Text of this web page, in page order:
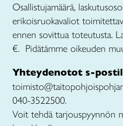
Osallistujamäärä,
erikoisruokavaliot
ennen sovittua toteutusta.
€. Pidätämme oikeuden
Yhteydenotot s-
040-3522500.
Voit tehdä tarjouspyynnön